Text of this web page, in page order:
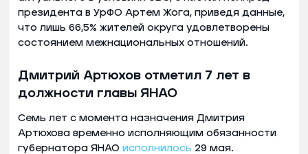
президента в УрФО Артем Жога, приведя данные,
что лишь 66,5% жителей округа удовлетворены
состоянием межнациональных отношений.
Дмитрий Артюхов отметил 7 лет в
должности главы ЯНАО
Семь лет с момента назначения Дмитрия
Артюхова временно исполняющим обязанности
губернатора ЯНАО исполнилось 29 мая.